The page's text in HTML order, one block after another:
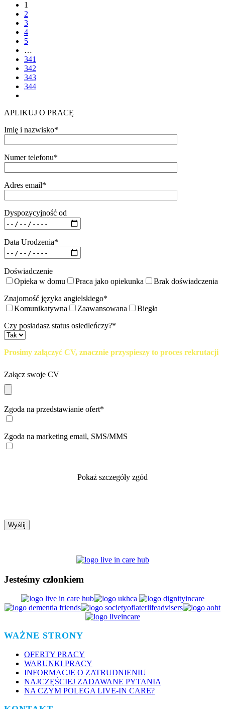
1
2
3
4
5
…
341
342
343
344
APLIKUJ O PRACĘ
Imię i nazwisko*
Numer telefonu*
Adres email*
Dyspozycyjność od
Data Urodzenia*
Doświadczenie
Opieka w domu
Praca jako opiekunka
Brak doświadczenia
Znajomość języka angielskiego*
Komunikatywna
Zaawansowana
Biegła
Czy posiadasz status osiedleńczy?*
Prosimy załączyć CV, znacznie przyspieszy to proces rekrutacji
Załącz swoje CV
Zgoda na przedstawianie ofert*
Zgoda na marketing email, SMS/MMS
Pokaż szczegóły zgód
Jesteśmy członkiem
WAŻNE STRONY
OFERTY PRACY
WARUNKI PRACY
INFORMACJE O ZATRUDNIENIU
NAJCZĘŚCIEJ ZADAWANE PYTANIA
NA CZYM POLEGA LIVE-IN CARE?